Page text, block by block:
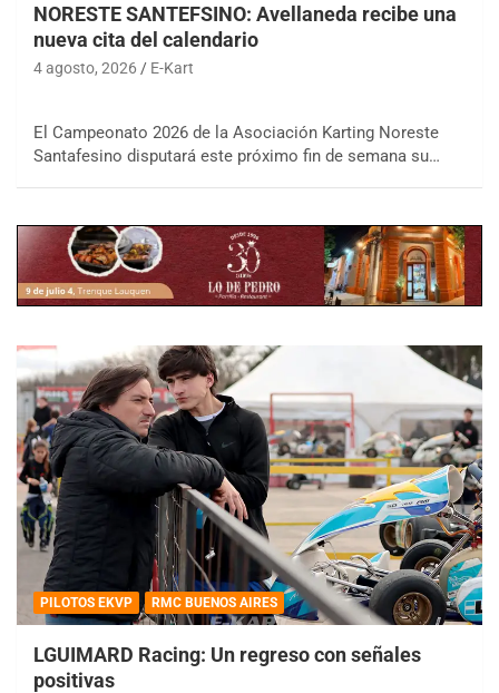
NORESTE SANTEFSINO: Avellaneda recibe una
nueva cita del calendario
4 agosto, 2026 E-Kart
El Campeonato 2026 de la Asociación Karting Noreste
Santafesino disputará este próximo fin de semana su…
PILOTOS EKVP RMC BUENOS AIRES
LGUIMARD Racing: Un regreso con señales
positivas